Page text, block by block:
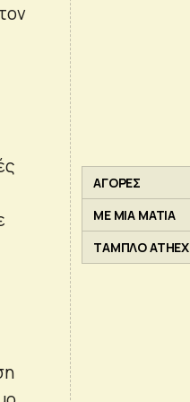
ΑΓΟΡΕΣ
ΜΕ ΜΙΑ ΜΑΤΙΑ
ΤΑΜΠΛΟ ATHEX